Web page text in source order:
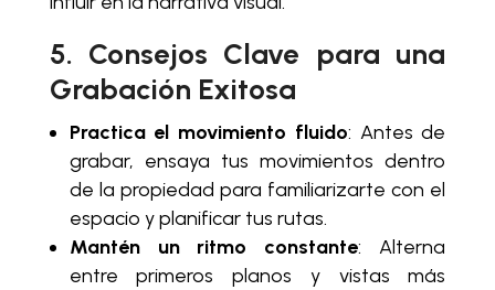
5. Consejos Clave para una
Grabación Exitosa
Practica el movimiento fluido: Antes de
grabar, ensaya tus movimientos dentro
de la propiedad para familiarizarte con el
espacio y planificar tus rutas.
Mantén un ritmo constante: Alterna
entre primeros planos y vistas más